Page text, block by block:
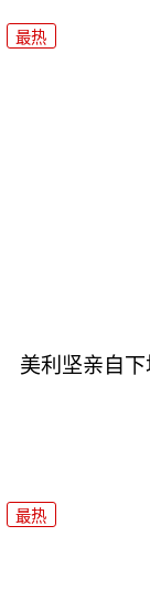
最热
美利坚亲自
最热